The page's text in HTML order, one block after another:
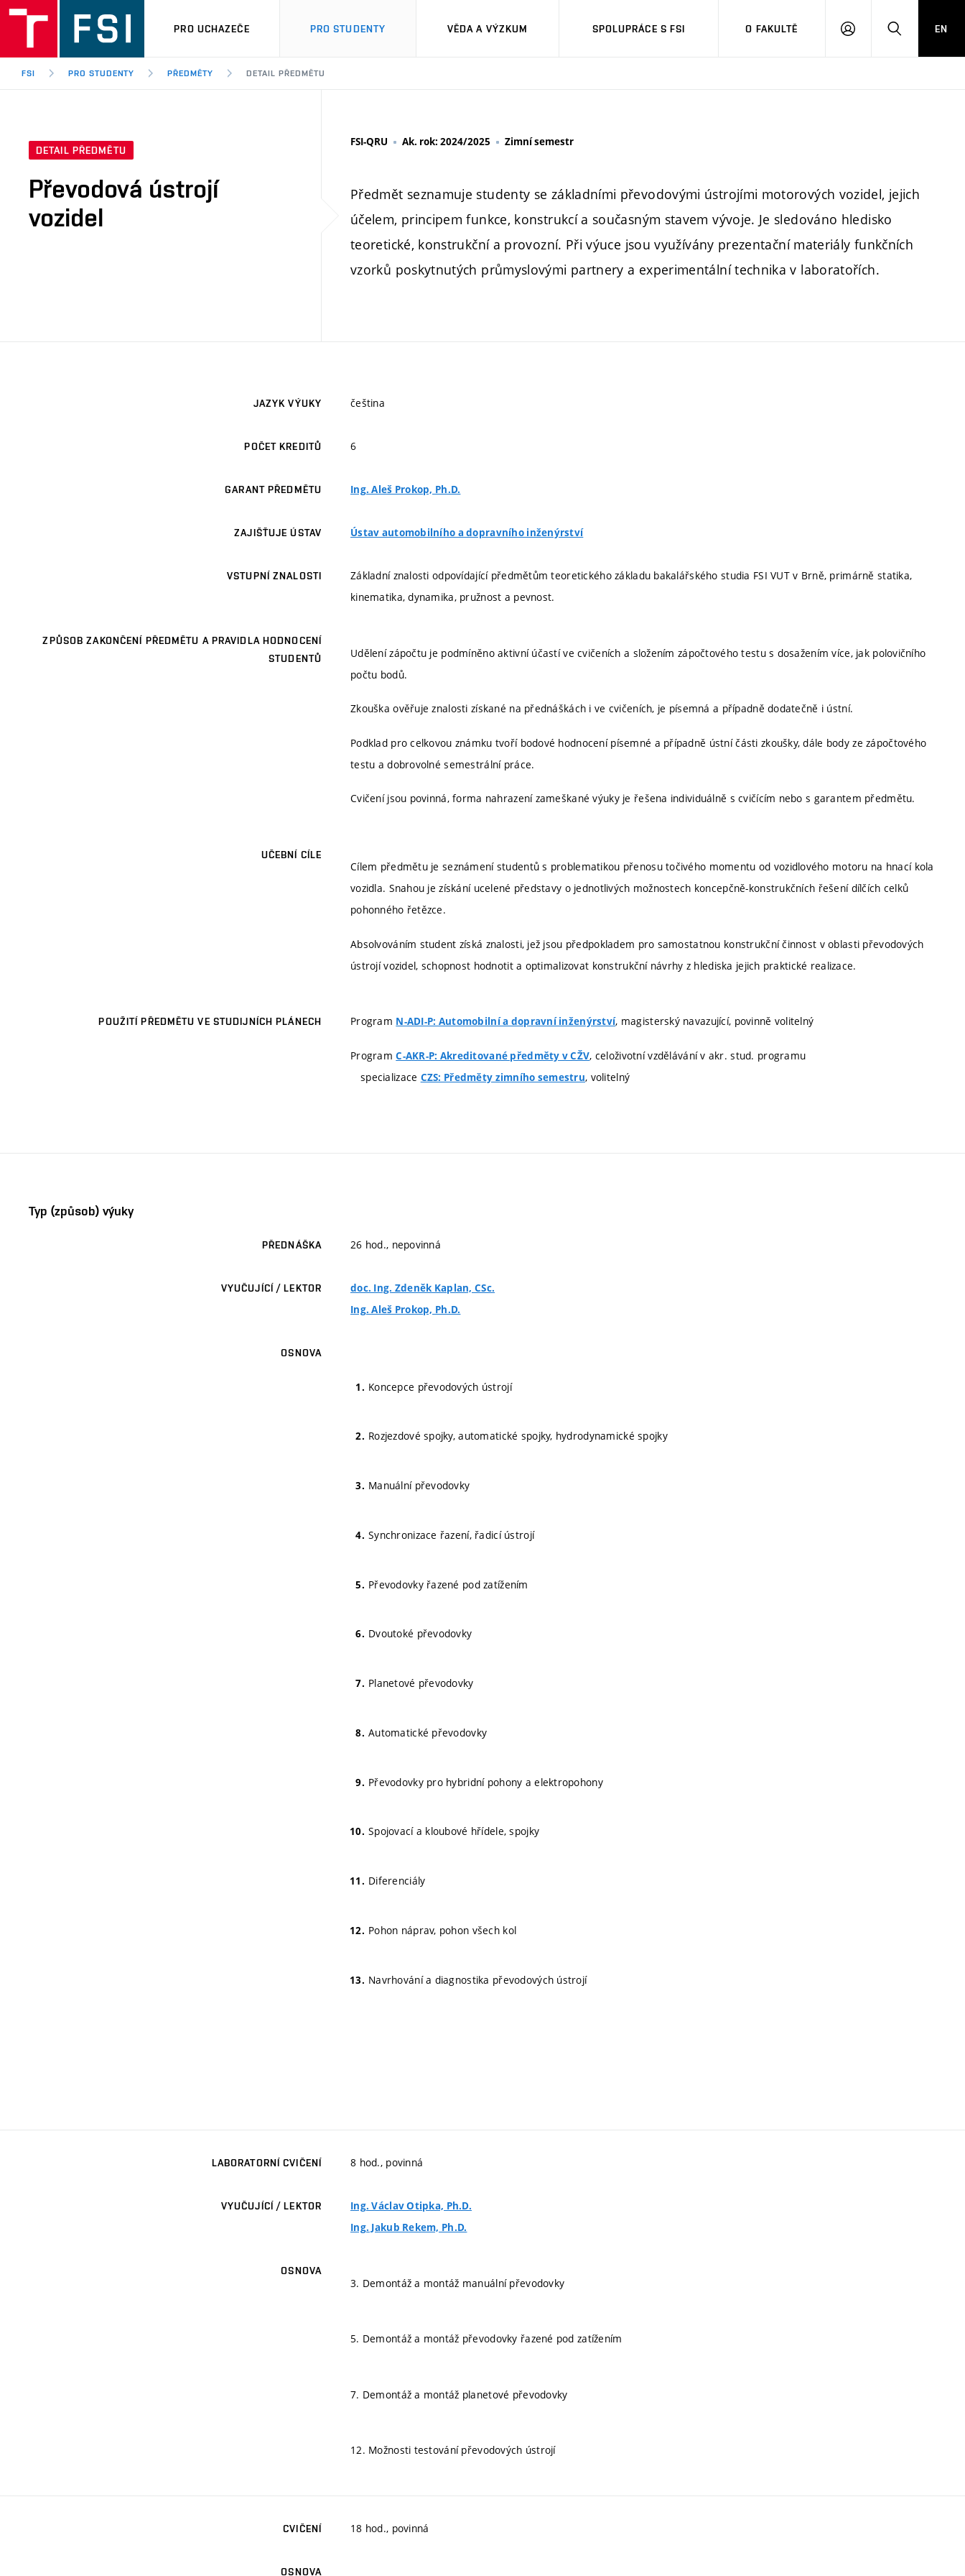
PRO UCHAZEČE PRO STUDENTY VĚDA A VÝZKUM SPOLUPRÁCE S FSI O FAKULTĚ
PŘIHLÁŠENÍHLEDAT
EN
FSI PRO STUDENTY PŘEDMĚTY DETAIL PŘEDMĚTU
DETAIL PŘEDMĚTU
Převodová ústrojí
vozidel
FSI-QRU Ak. rok: 2024/2025 Zimní semestr
Předmět seznamuje studenty se základními převodovými ústrojími motorových vozidel, jejich
účelem, principem funkce, konstrukcí a současným stavem vývoje. Je sledováno hledisko
teoretické, konstrukční a provozní. Při výuce jsou využívány prezentační materiály funkčních
vzorků poskytnutých průmyslovými partnery a experimentální technika v laboratořích.
JAZYK VÝUKY čeština
POČET KREDITŮ 6
GARANT PŘEDMĚTU Ing. Aleš Prokop, Ph.D.
ZAJIŠŤUJE ÚSTAV Ústav automobilního a dopravního inženýrství
VSTUPNÍ ZNALOSTI
Základní znalosti odpovídající předmětům teoretického základu bakalářského studia FSI VUT v Brně, primárně statika,
kinematika, dynamika, pružnost a pevnost.
ZPŮSOB ZAKONČENÍ PŘEDMĚTU A PRAVIDLA HODNOCENÍ
STUDENTŮ
Udělení zápočtu je podmíněno aktivní účastí ve cvičeních a složením zápočtového testu s dosažením více, jak polovičního
počtu bodů.
Zkouška ověřuje znalosti získané na přednáškách i ve cvičeních, je písemná a případně dodatečně i ústní.
Podklad pro celkovou známku tvoří bodové hodnocení písemné a případně ústní části zkoušky, dále body ze zápočtového
testu a dobrovolné semestrální práce.
Cvičení jsou povinná, forma nahrazení zameškané výuky je řešena individuálně s cvičícím nebo s garantem předmětu.
UČEBNÍ CÍLE
Cílem předmětu je seznámení studentů s problematikou přenosu točivého momentu od vozidlového motoru na hnací kola
vozidla. Snahou je získání ucelené představy o jednotlivých možnostech koncepčně-konstrukčních řešení dílčích celků
pohonného řetězce.
Absolvováním student získá znalosti, jež jsou předpokladem pro samostatnou konstrukční činnost v oblasti převodových
ústrojí vozidel, schopnost hodnotit a optimalizovat konstrukční návrhy z hlediska jejich praktické realizace.
POUŽITÍ PŘEDMĚTU VE STUDIJNÍCH PLÁNECH Program N-ADI-P: Automobilní a dopravní inženýrství, magisterský navazující, povinně volitelný
ProgramC-AKR-P: Akreditované předměty v CŽV, celoživotní vzdělávání v akr. stud. programu
specializace CZS: Předměty zimního semestru, volitelný
Typ (způsob) výuky
PŘEDNÁŠKA 26 hod., nepovinná
VYUČUJÍCÍ / LEKTOR
doc. Ing. Zdeněk Kaplan, CSc.
Ing. Aleš Prokop, Ph.D.
OSNOVA
Koncepce převodových ústrojí
Rozjezdové spojky, automatické spojky, hydrodynamické spojky
Manuální převodovky
Synchronizace řazení, řadicí ústrojí
Převodovky řazené pod zatížením
Dvoutoké převodovky
Planetové převodovky
Automatické převodovky
Převodovky pro hybridní pohony a elektropohony
Spojovací a kloubové hřídele, spojky
Diferenciály
Pohon náprav, pohon všech kol
Navrhování a diagnostika převodových ústrojí
LABORATORNÍ CVIČENÍ 8 hod., povinná
VYUČUJÍCÍ / LEKTOR
Ing. Václav Otipka, Ph.D.
Ing. Jakub Rekem, Ph.D.
OSNOVA
3. Demontáž a montáž manuální převodovky
5. Demontáž a montáž převodovky řazené pod zatížením
7. Demontáž a montáž planetové převodovky
12. Možnosti testování převodových ústrojí
CVIČENÍ 18 hod., povinná
OSNOVA